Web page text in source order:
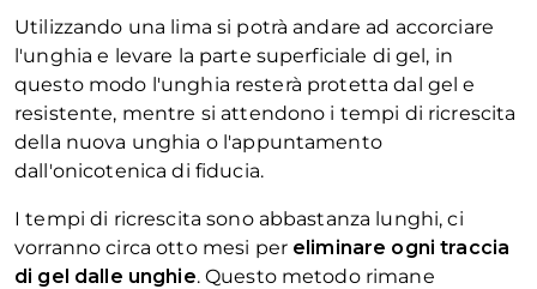
Utilizzando una lima si potrà andare ad accorciare
l'unghia e levare la parte superficiale di gel, in
questo modo l'unghia resterà protetta dal gel e
resistente, mentre si attendono i tempi di ricrescita
della nuova unghia o l'appuntamento
dall'onicotenica di fiducia.
I tempi di ricrescita sono abbastanza lunghi, ci
vorranno circa otto mesi per eliminare ogni traccia
di gel dalle unghie. Questo metodo rimane